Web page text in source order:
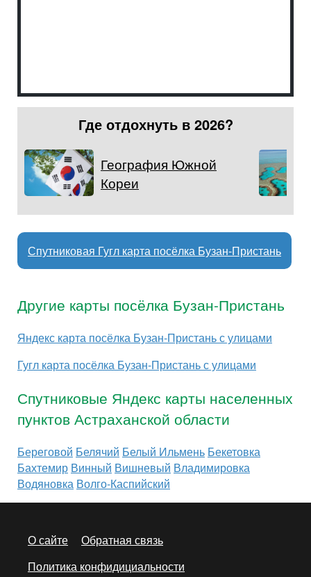
Где отдохнуть в 2026?
География Южной
Кореи
Спутниковая Гугл карта посёлка Бузан-Пристань
Другие карты посёлка Бузан-Пристань
Яндекс карта посёлка Бузан-Пристань с улицами
Гугл карта посёлка Бузан-Пристань с улицами
Спутниковые Яндекс карты населенных
пунктов Астраханской области
Береговой Белячий Белый Ильмень Бекетовка
Бахтемир Винный Вишневый Владимировка
Водяновка Волго-Каспийский
О сайте
Обратная связь
Политика конфидициальности